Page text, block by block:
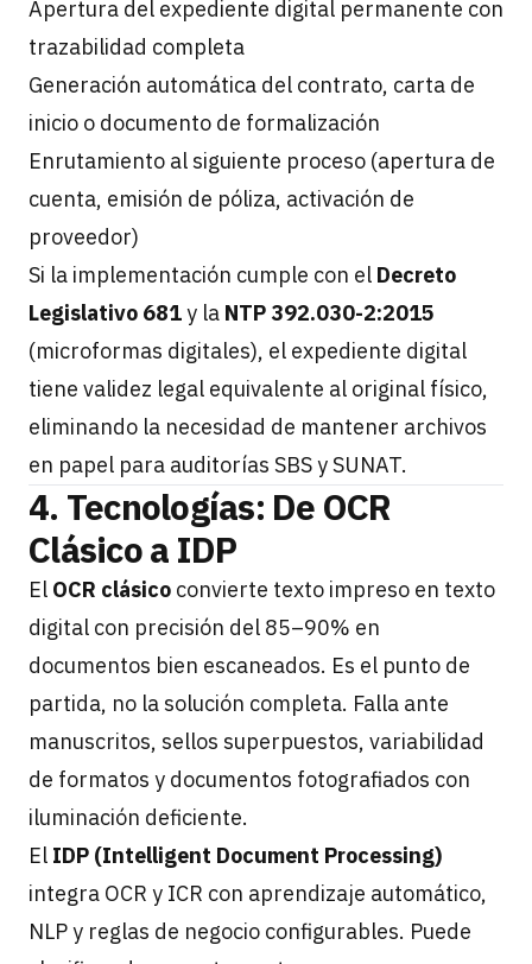
Apertura del expediente digital permanente con
trazabilidad completa
Generación automática del contrato, carta de
inicio o documento de formalización
Enrutamiento al siguiente proceso (apertura de
cuenta, emisión de póliza, activación de
proveedor)
Si la implementación cumple con el Decreto
Legislativo 681y la NTP 392.030-2:2015
(microformas digitales), el expediente digital
tiene validez legal equivalente al original físico,
eliminando la necesidad de mantener archivos
en papel para auditorías SBS y SUNAT.
4. Tecnologías: De OCR
Clásico a IDP
El OCR clásico convierte texto impreso en texto
digital con precisión del 85–90% en
documentos bien escaneados. Es el punto de
partida, no la solución completa. Falla ante
manuscritos, sellos superpuestos, variabilidad
de formatos y documentos fotografiados con
iluminación deficiente.
El IDP (Intelligent Document Processing)
integra OCR y ICR con aprendizaje automático,
NLP y reglas de negocio configurables. Puede